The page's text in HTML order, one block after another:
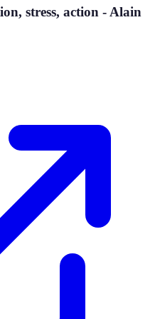
stress, action - Alain